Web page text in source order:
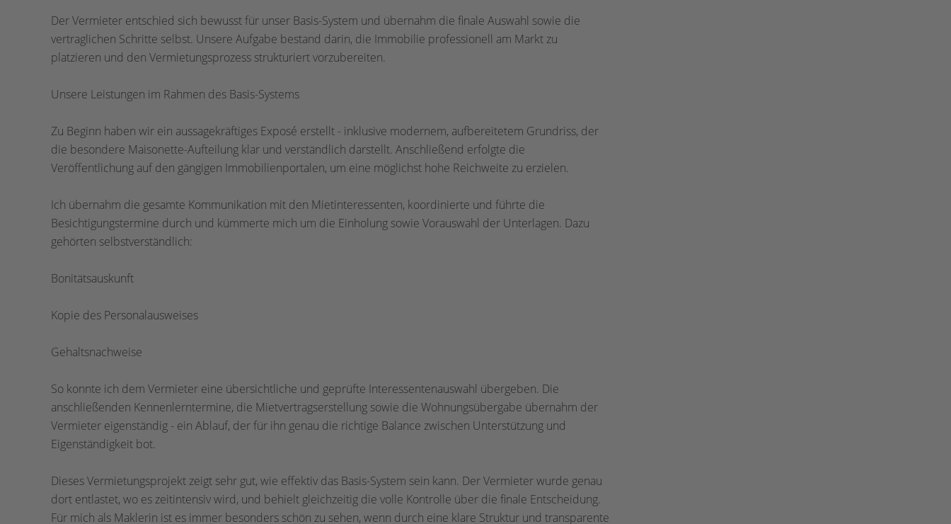
Der Vermieter entschied sich bewusst für unser Basis-System und übernahm die finale Auswahl sowie die
vertraglichen Schritte selbst. Unsere Aufgabe bestand darin, die Immobilie professionell am Markt zu
platzieren und den Vermietungsprozess strukturiert vorzubereiten.
Unsere Leistungen im Rahmen des Basis-Systems
Zu Beginn haben wir ein aussagekräftiges Exposé erstellt - inklusive modernem, aufbereitetem Grundriss, der
die besondere Maisonette-Aufteilung klar und verständlich darstellt. Anschließend erfolgte die
Veröffentlichung auf den gängigen Immobilienportalen, um eine möglichst hohe Reichweite zu erzielen.
Ich übernahm die gesamte Kommunikation mit den Mietinteressenten, koordinierte und führte die
Besichtigungstermine durch und kümmerte mich um die Einholung sowie Vorauswahl der Unterlagen. Dazu
gehörten selbstverständlich:
Bonitätsauskunft
Kopie des Personalausweises
Gehaltsnachweise
So konnte ich dem Vermieter eine übersichtliche und geprüfte Interessentenauswahl übergeben. Die
anschließenden Kennenlerntermine, die Mietvertragserstellung sowie die Wohnungsübergabe übernahm der
Vermieter eigenständig - ein Ablauf, der für ihn genau die richtige Balance zwischen Unterstützung und
Eigenständigkeit bot.
Dieses Vermietungsprojekt zeigt sehr gut, wie effektiv das Basis-System sein kann. Der Vermieter wurde genau
dort entlastet, wo es zeitintensiv wird, und behielt gleichzeitig die volle Kontrolle über die finale Entscheidung.
Für mich als Maklerin ist es immer besonders schön zu sehen, wenn durch eine klare Struktur und transparente